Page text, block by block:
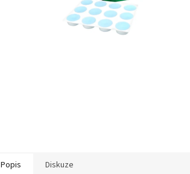
Popis Diskuze